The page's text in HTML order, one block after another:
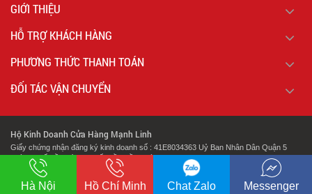
GIỚI THIỆU
HỖ TRỢ KHÁCH HÀNG
PHƯƠNG THỨC THANH TOÁN
ĐỐI TÁC VẬN CHUYỂN
Hộ Kinh Doanh Cửa Hàng Mạnh Linh
Giấy chứng nhận đăng ký kinh doanh số : 41E8034363 Uỷ Ban Nhân Dân Quận 5
Thành Phố Hồ Chí Minh Cấp Lần Đầu Ngày : 07/02/2018.
Địa chỉ: 127 Cao Đạt Phường 1 Quận 5 Thành Phố Hồ Chí Minh
Hà Nội Hồ Chí Minh Chat Zalo Messenger